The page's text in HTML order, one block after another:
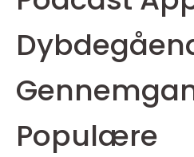
Populære